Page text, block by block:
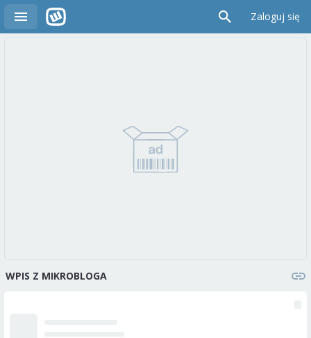
Zaloguj się
WPIS Z MIKROBLOGA